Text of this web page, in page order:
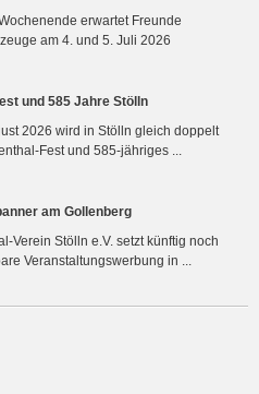
erwartet Freunde
am 4. und 5. Juli 2026
und 585 Jahre Stölln
2026 wird in Stölln gleich doppelt
Fest und 585-jähriges ...
am Gollenberg
Verein Stölln e.V. setzt künftig noch
Veranstaltungswerbung in ...